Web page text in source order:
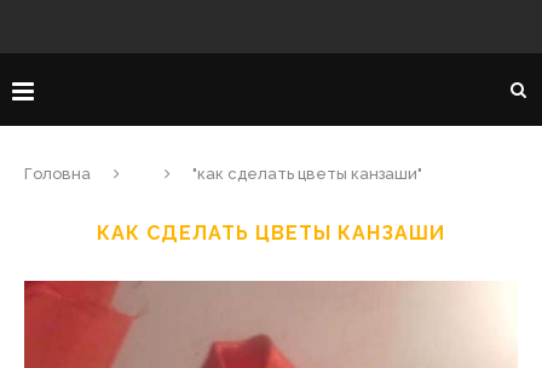
Головна "как сделать цветы канзаши"
КАК СДЕЛАТЬ ЦВЕТЫ КАНЗАШИ